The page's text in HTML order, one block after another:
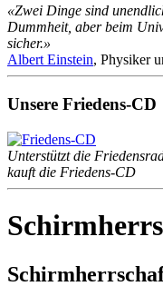
«Zwei Dinge sind
Dummheit, aber beim
sicher.»
Albert Einstein, Physiker
Unsere Friedens-CD
Unterstützt die
kauft die Friedens-CD